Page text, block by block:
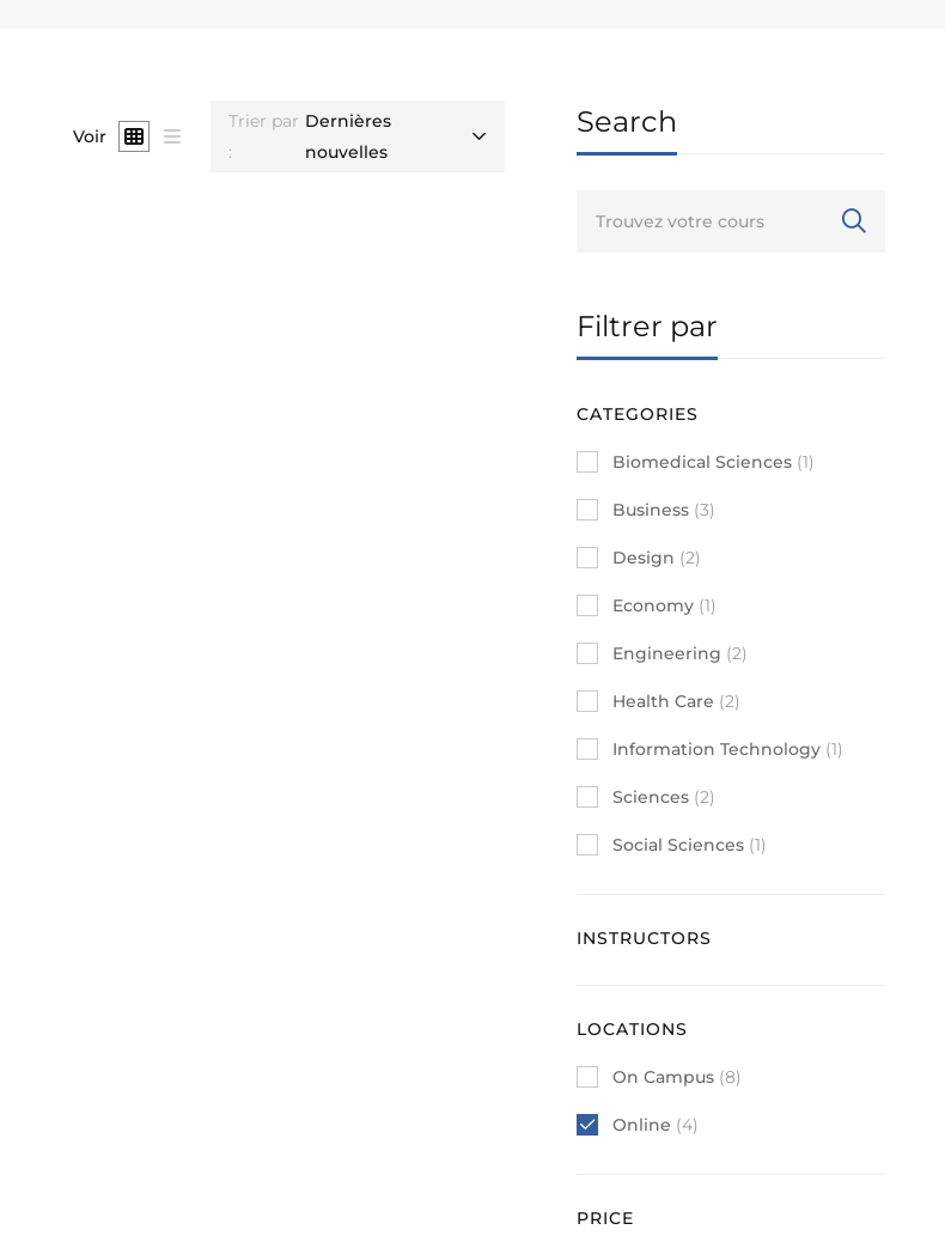
Voir
Trier par
:
Dernières
nouvelles
Search
Filtrer par
CATEGORIES
Biomedical Sciences (1)
Business (3)
Design (2)
Economy (1)
Engineering (2)
Health Care (2)
Information Technology (1)
Sciences (2)
Social Sciences (1)
INSTRUCTORS
LOCATIONS
On Campus (8)
Online (4)
PRICE